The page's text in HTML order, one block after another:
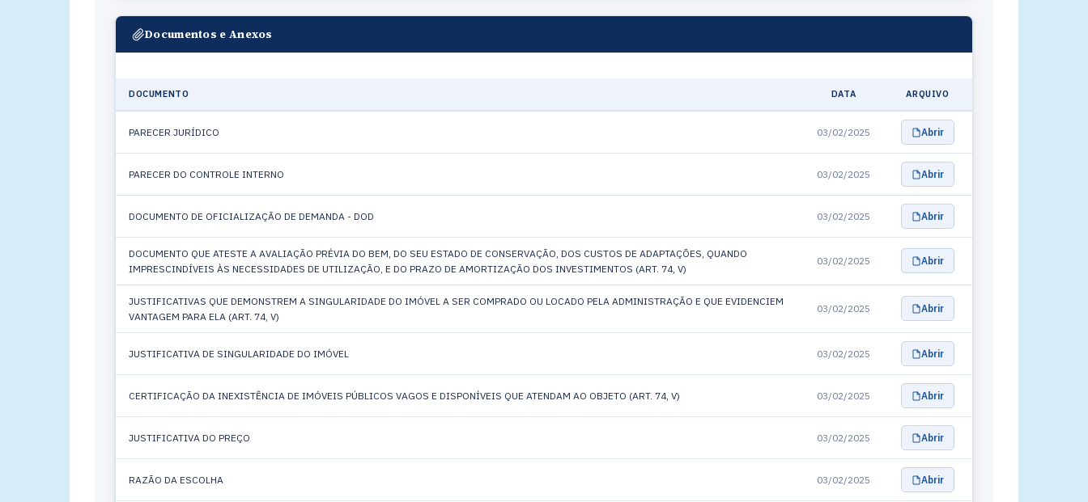
Documentos e Anexos
DOCUMENTO DATA ARQUIVO
PARECER JURÍDICO 03/02/2025 Abrir
PARECER DO CONTROLE INTERNO 03/02/2025 Abrir
DOCUMENTO DE OFICIALIZAÇÃO DE DEMANDA - DOD 03/02/2025 Abrir
DOCUMENTO QUE ATESTE A AVALIAÇÃO PRÉVIA DO BEM, DO SEU ESTADO DE CONSERVAÇÃO, DOS CUSTOS DE ADAPTAÇÕES, QUANDO
IMPRESCINDÍVEIS ÀS NECESSIDADES DE UTILIZAÇÃO, E DO PRAZO DE AMORTIZAÇÃO DOS INVESTIMENTOS (ART. 74, V)
03/02/2025 Abrir
JUSTIFICATIVAS QUE DEMONSTREM A SINGULARIDADE DO IMÓVEL A SER COMPRADO OU LOCADO PELA ADMINISTRAÇÃO E QUE EVIDENCIEM
VANTAGEM PARA ELA (ART. 74, V)
03/02/2025 Abrir
JUSTIFICATIVA DE SINGULARIDADE DO IMÓVEL 03/02/2025 Abrir
CERTIFICAÇÃO DA INEXISTÊNCIA DE IMÓVEIS PÚBLICOS VAGOS E DISPONÍVEIS QUE ATENDAM AO OBJETO (ART. 74, V) 03/02/2025 Abrir
JUSTIFICATIVA DO PREÇO 03/02/2025 Abrir
RAZÃO DA ESCOLHA 03/02/2025 Abrir